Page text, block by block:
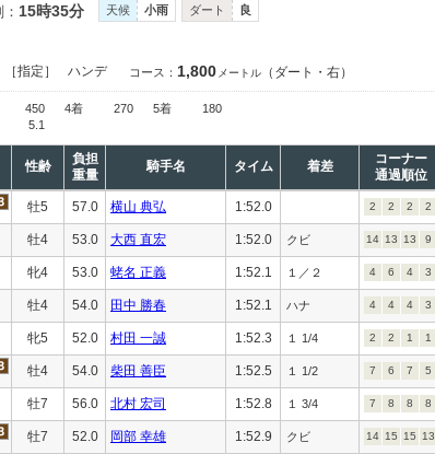
15時35分 天候 小雨 ダート 良
［指定］ ハンデ コース： 1,800 メートル （ダート・右）
450 4着 270 5着
180
5.1
性齢
負担
重量
騎手名 タイム 着差
コーナー
通過順位
牡5 57.0 横山 典弘 1:52.0 2 2 2 2
牡4 53.0 大西 直宏 1:52.0 クビ 14 13 13 9
牝4 53.0 蛯名 正義 1:52.1 １／２ 4 6 4 3
牡4 54.0 田中 勝春 1:52.1 ハナ 4 4 4 3
牝5 52.0 村田 一誠 1:52.3 １ 1/4 2 2 1 1
牡4 54.0 柴田 善臣 1:52.5 １ 1/2 7 6 7 5
牡7 56.0 北村 宏司 1:52.8 １ 3/4 7 8 8 8
牡7 52.0 岡部 幸雄 1:52.9 クビ 14 15 15 13